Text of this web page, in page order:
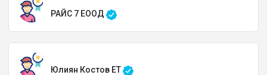
РАЙС 7 ЕООД
Юлиян Костов ЕТ